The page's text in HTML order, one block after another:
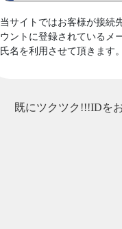
当サイトではお客様が接続
ウントに登録されているメ
氏名を利用させて頂きます。
既にツクツク!!!IDを